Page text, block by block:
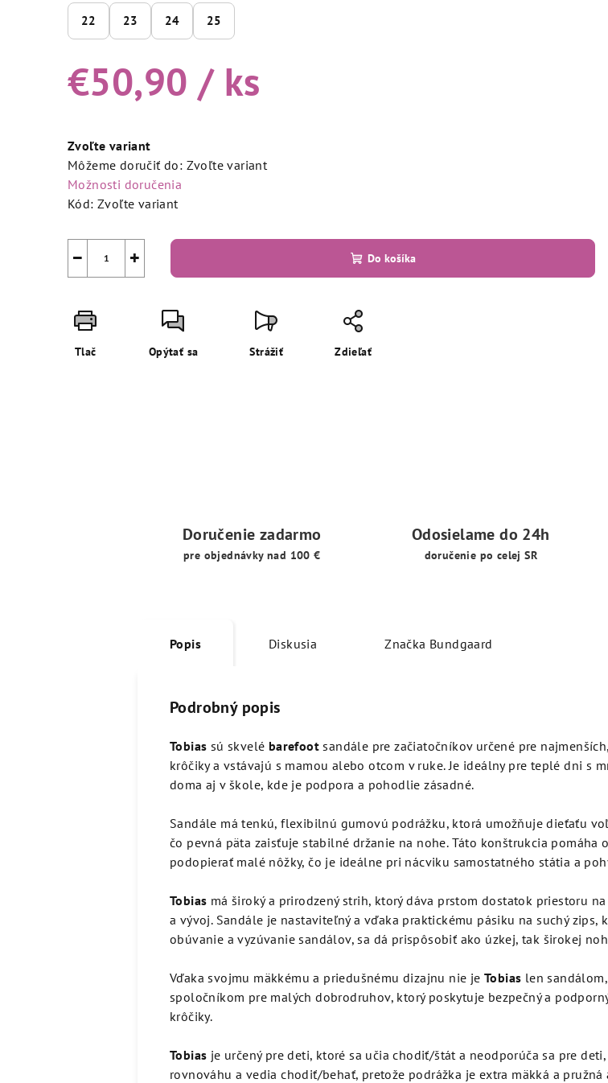
22 23 24 25
€50,90 / ks
cena:
Zvoľte variant
Môžeme doručiť do: Zvoľte variant
Možnosti doručenia
Kód: Zvoľte variant
+
− Do košíka
Tlač Opýtať sa Strážiť Zdieľať
Doručenie zadarmo
pre objednávky nad 100 €
Odosielame do 24h
doručenie po celej SR
Popis Diskusia Značka Bundgaard
Podrobný popis
Tobias sú skvelé barefoot sandále pre začiatočníkov určené pre
krôčiky a vstávajú s mamou alebo otcom v ruke. Je ideálny pre teplé dni s
doma aj v škole, kde je podpora a pohodlie zásadné.
Sandále má tenkú, flexibilnú gumovú podrážku, ktorá umožňuje dieťaťu
čo pevná päta zaisťuje stabilné držanie na nohe. Táto konštrukcia pomáha
podopierať malé nôžky, čo je ideálne pri nácviku samostatného státia a
Tobias má široký a prirodzený strih, ktorý dáva prstom dostatok priestoru
a vývoj. Sandále je nastaviteľný a vďaka praktickému pásiku na suchý zips,
obúvanie a vyzúvanie sandálov, sa dá prispôsobiť ako úzkej, tak širokej
Vďaka svojmu mäkkému a priedušnému dizajnu nie je Tobias len
spoločníkom pre malých dobrodruhov, ktorý poskytuje bezpečný a
krôčiky.
Tobias je určený pre deti, ktoré sa učia chodiť/štát a neodporúča sa pre
rovnováhu a vedia chodiť/behať, pretože podrážka je extra mäkká a